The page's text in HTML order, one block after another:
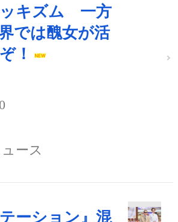
キズム 一方
では醜女が活
！
ース
ーション』混